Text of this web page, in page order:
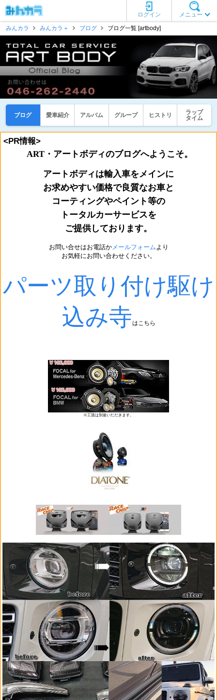
メニュー
ログイン
みんカラ
みんカラ＋ ブログ ブログ一覧 [artbody]
ブログ 愛車紹介 アルバム グループ ヒストリ
ラップ
タイム
<PR情報>
ART・アートボディのブログへようこそ。
アートボディは輸入車をメインに
お求めやすい価格で良質なお車と
コーティングやペイント等の
トータルカーサービスを
ご提供しております。
お問い合せはお電話かメールフォームより
お気軽にお問い合わせください。
パーツ取り付け駆け
込み寺はこちら
※工賃は別途いただきます。